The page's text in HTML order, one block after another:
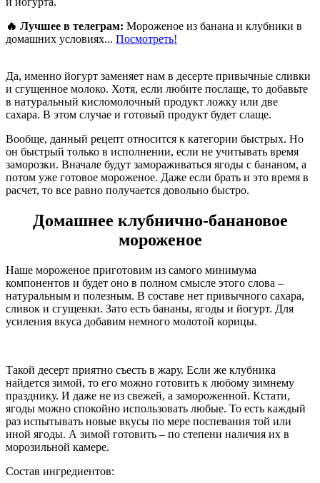
🔥 Лучшее в телеграм: Мороженое из банана и клубники в
домашних условиях... Посмотреть!
Да, именно йогурт заменяет нам в десерте привычные сливки
и сгущенное молоко. Хотя, если любите послаще, то добавьте
в натуральный кисломолочный продукт ложку или две
сахара. В этом случае и готовый продукт будет слаще.
Вообще, данный рецепт относится к категории быстрых. Но
он быстрый только в исполнении, если не учитывать время
заморозки. Вначале будут замораживаться ягоды с бананом, а
потом уже готовое мороженое. Даже если брать и это время в
расчет, то все равно получается довольно быстро.
Домашнее клубнично-банановое
мороженое
Наше мороженое приготовим из самого минимума
компонентов и будет оно в полном смысле этого слова –
натуральным и полезным. В составе нет привычного сахара,
сливок и сгущенки. Зато есть бананы, ягоды и йогурт. Для
усиления вкуса добавим немного молотой корицы.
Такой десерт приятно съесть в жару. Если же клубника
найдется зимой, то его можно готовить к любому зимнему
празднику. И даже не из свежей, а замороженной. Кстати,
ягоды можно спокойно использовать любые. То есть каждый
раз испытывать новые вкусы по мере поспевания той или
иной ягоды. А зимой готовить – по степени наличия их в
морозильной камере.
Состав ингредиентов: